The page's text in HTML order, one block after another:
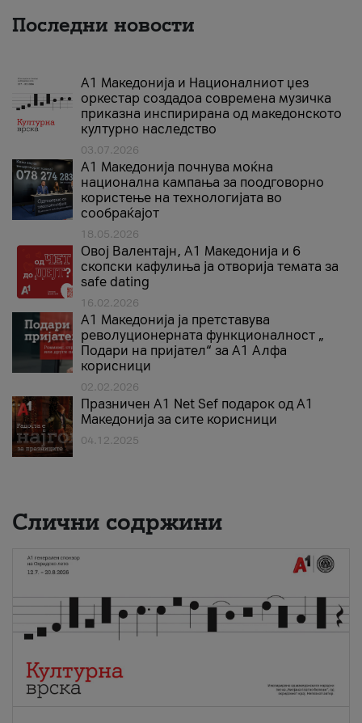
Последни новости
А1 Македонија и Националниот џез
оркестар создадоа современа музичка
приказна инспирирана од македонското
културно наследство
03.07.2026
A1 Македонија почнува моќна
национална кампања за поодговорно
користење на технологијата во
сообраќајот
18.05.2026
Овој Валентајн, A1 Македонија и 6
скопски кафулиња ја отворија темата за
safe dating
16.02.2026
А1 Македонија ја претставува
револуционерната функционалност „
Подари на пријател“ за А1 Алфа
корисници
02.02.2026
Празничен A1 Net Sеf подарок од А1
Македонија за сите корисници
04.12.2025
Слични содржини